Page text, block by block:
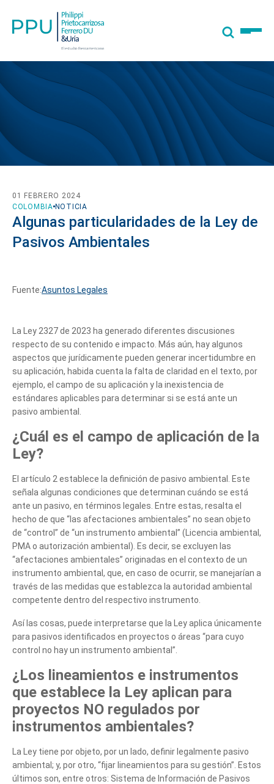
COLOMBIA NOTICIA
01 FEBRERO 2024
Algunas particularidades de la Ley de
Pasivos Ambientales
Fuente:Asuntos Legales
La Ley 2327 de 2023 ha generado diferentes discusiones
respecto de su contenido e impacto. Más aún, hay algunos
aspectos que jurídicamente pueden generar incertidumbre en
su aplicación, habida cuenta la falta de claridad en el texto, por
ejemplo, el campo de su aplicación y la inexistencia de
estándares aplicables para determinar si se está ante un
pasivo ambiental.
¿Cuál es el campo de aplicación de la
Ley?
El artículo 2 establece la definición de pasivo ambiental. Este
señala algunas condiciones que determinan cuándo se está
ante un pasivo, en términos legales. Entre estas, resalta el
hecho de que “las afectaciones ambientales” no sean objeto
de “control” de “un instrumento ambiental” (Licencia ambiental,
PMA o autorización ambiental). Es decir, se excluyen las
“afectaciones ambientales” originadas en el contexto de un
instrumento ambiental, que, en caso de ocurrir, se manejarían a
través de las medidas que establezca la autoridad ambiental
competente dentro del respectivo instrumento.
Así las cosas, puede interpretarse que la Ley aplica únicamente
para pasivos identificados en proyectos o áreas “para cuyo
control no hay un instrumento ambiental”.
¿Los lineamientos e instrumentos
que establece la Ley aplican para
proyectos NO regulados por
instrumentos ambientales?
La Ley tiene por objeto, por un lado, definir legalmente pasivo
ambiental; y, por otro, “fijar lineamientos para su gestión”. Estos
últimos son, entre otros: Sistema de Información de Pasivos